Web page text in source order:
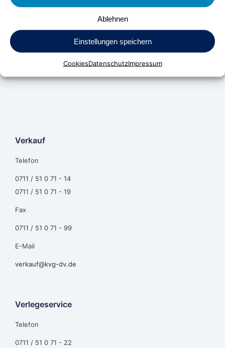
Ablehnen
Einstellungen speichern
CookiesDatenschutzImpressum
DV Kunststoff-Vertriebs-GmbH & Co. KG
Daimlerstraße 24
D-70736 Fellbach
Verkauf
Telefon
0711 / 51 0 71 - 14
0711 / 51 0 71 - 19
Fax
0711 / 51 0 71 - 99
E-Mail
verkauf@kvg-dv.de
Verlegeservice
Telefon
0711 / 51 0 71 - 22